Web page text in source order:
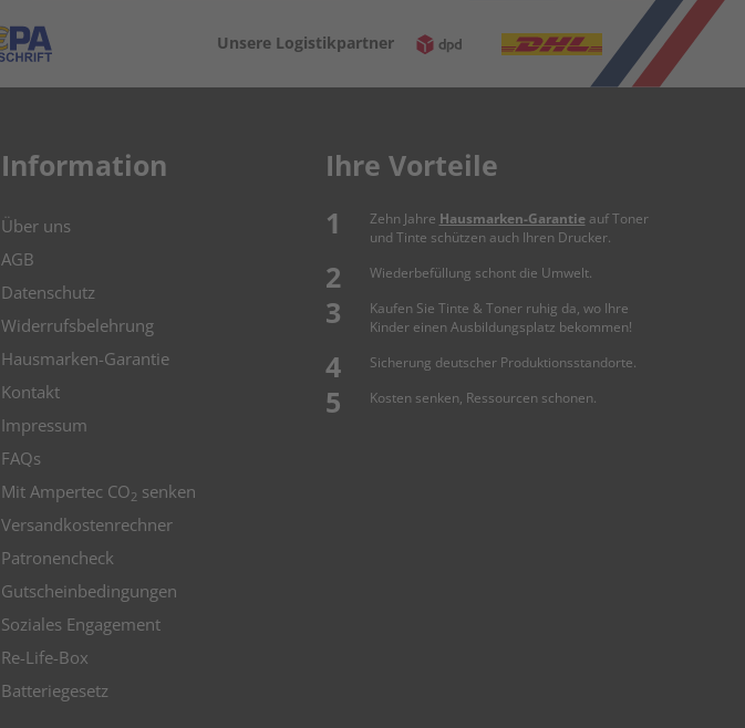
Unsere Logistikpartner
Information
Über uns
AGB
Datenschutz
Widerrufsbelehrung
Hausmarken-Garantie
Kontakt
Impressum
FAQs
Mit Ampertec CO2 senken
Versandkostenrechner
Patronencheck
Gutscheinbedingungen
Soziales Engagement
Re-Life-Box
Batteriegesetz
Ihre Vorteile
Zehn Jahre Hausmarken-Garantieauf Toner
und Tinte schützen auch Ihren Drucker.
Wiederbefüllung schont die Umwelt.
Kaufen Sie Tinte & Toner ruhig da, wo Ihre
Kinder einen Ausbildungsplatz bekommen!
Sicherung deutscher Produktionsstandorte.
Kosten senken, Ressourcen schonen.